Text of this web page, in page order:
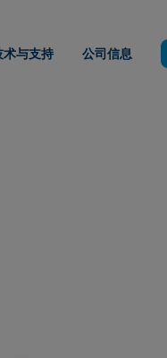
术与支持 公司信息